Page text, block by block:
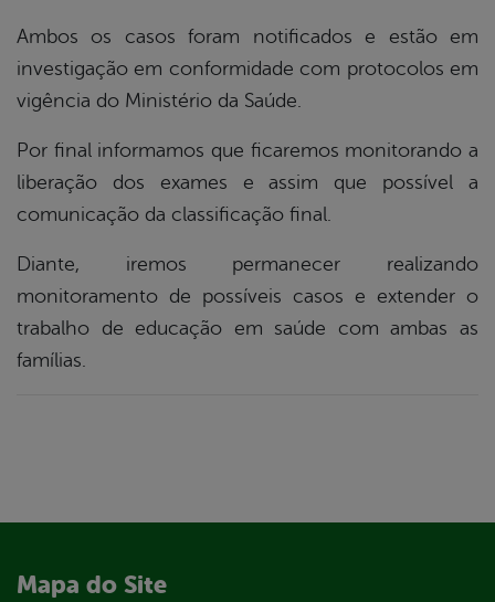
Ambos os casos foram notificados e estão em
investigação em conformidade com protocolos em
vigência do Ministério da Saúde.
Por final informamos que ficaremos monitorando a
liberação dos exames e assim que possível a
comunicação da classificação final.
Diante, iremos permanecer realizando
monitoramento de possíveis casos e extender o
trabalho de educação em saúde com ambas as
famílias.
Mapa do Site